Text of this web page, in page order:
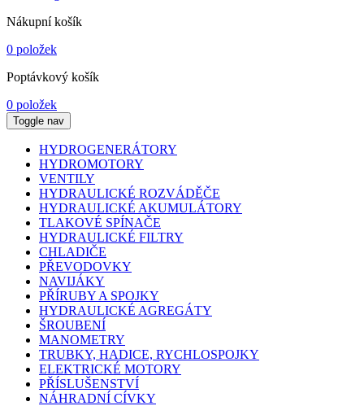
Nákupní košík
0 položek
Poptávkový košík
0 položek
Toggle nav
HYDROGENERÁTORY
HYDROMOTORY
VENTILY
HYDRAULICKÉ ROZVÁDĚČE
HYDRAULICKÉ AKUMULÁTORY
TLAKOVÉ SPÍNAČE
HYDRAULICKÉ FILTRY
CHLADIČE
PŘEVODOVKY
NAVIJÁKY
PŘÍRUBY A SPOJKY
HYDRAULICKÉ AGREGÁTY
ŠROUBENÍ
MANOMETRY
TRUBKY, HADICE, RYCHLOSPOJKY
ELEKTRICKÉ MOTORY
PŘÍSLUŠENSTVÍ
NÁHRADNÍ CÍVKY